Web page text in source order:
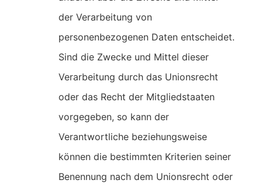
der Verarbeitung von
personenbezogenen Daten entscheidet.
Sind die Zwecke und Mittel dieser
Verarbeitung durch das Unionsrecht
oder das Recht der Mitgliedstaaten
vorgegeben, so kann der
Verantwortliche beziehungsweise
können die bestimmten Kriterien seiner
Benennung nach dem Unionsrecht oder